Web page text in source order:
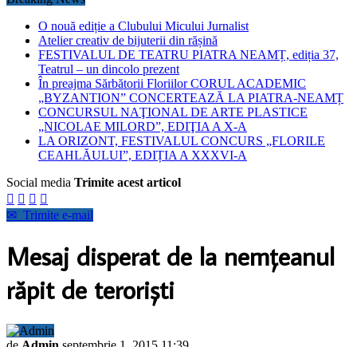
O nouă ediție a Clubului Micului Jurnalist
Atelier creativ de bijuterii din rășină
FESTIVALUL DE TEATRU PIATRA NEAMȚ, ediția 37,
Teatrul – un dincolo prezent
În preajma Sărbătorii Floriilor CORUL ACADEMIC
„BYZANTION” CONCERTEAZĂ LA PIATRA-NEAMȚ
CONCURSUL NAŢIONAL DE ARTE PLASTICE
„NICOLAE MILORD”, EDIŢIA A X-A
LA ORIZONT, FESTIVALUL CONCURS „FLORILE
CEAHLĂULUI”, EDIȚIA A XXXVI-A
Social media Trimite acest articol
   
✉ Trimite e-mail
Mesaj disperat de la nemţeanul
răpit de terorişti